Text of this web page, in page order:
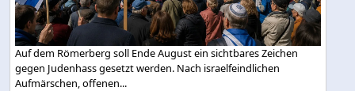
Auf dem Römerberg soll Ende August ein sichtbares Zeichen
gegen Judenhass gesetzt werden. Nach israelfeindlichen
Aufmärschen, offenen...